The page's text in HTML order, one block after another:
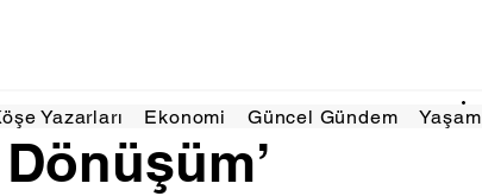
Yazarları Ekonomi Güncel Gündem Yaşam